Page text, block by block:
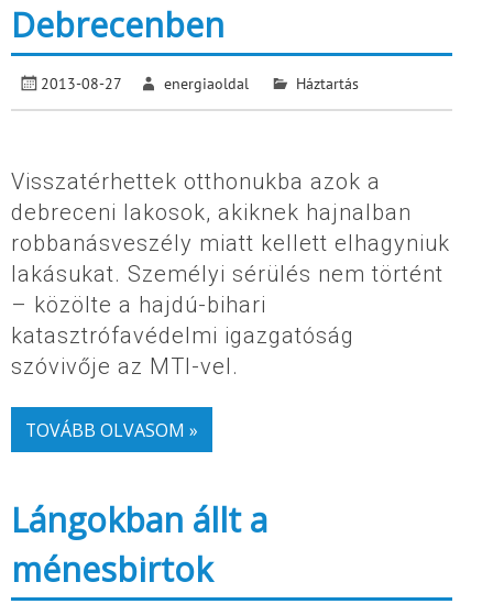
Debrecenben
2013-08-27 energiaoldal Háztartás
Visszatérhettek otthonukba azok a
debreceni lakosok, akiknek hajnalban
robbanásveszély miatt kellett elhagyniuk
lakásukat. Személyi sérülés nem történt
– közölte a hajdú-bihari
katasztrófavédelmi igazgatóság
szóvivője az MTI-vel.
TOVÁBB OLVASOM »
Lángokban állt a
ménesbirtok